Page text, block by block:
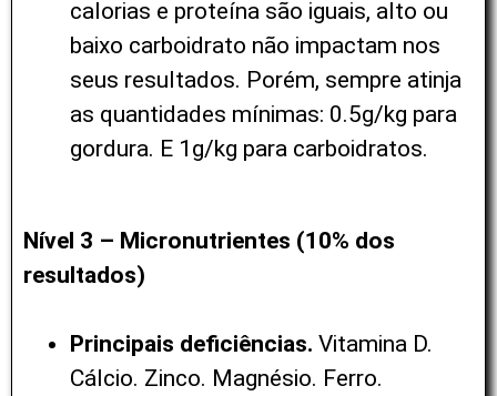
calorias e proteína são iguais, alto ou
baixo carboidrato não impactam nos
seus resultados. Porém, sempre atinja
as quantidades mínimas: 0.5g/kg para
gordura. E 1g/kg para carboidratos.
Nível 3 – Micronutrientes (10% dos
resultados)
Principais deficiências. Vitamina D.
Cálcio. Zinco. Magnésio. Ferro.